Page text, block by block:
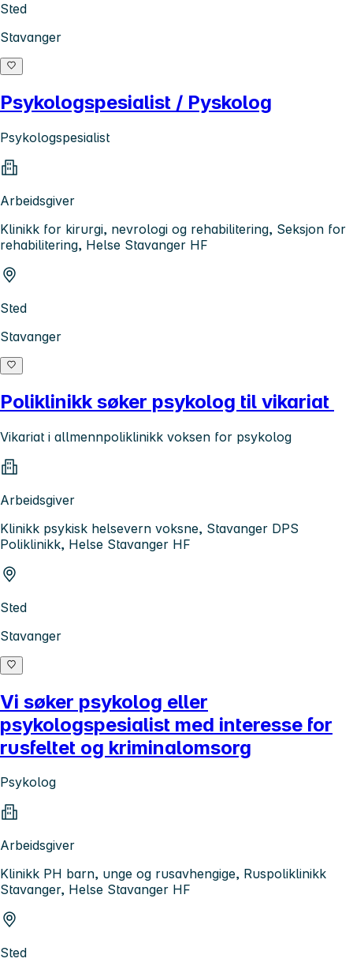
Sted
Stavanger
Psykologspesialist / Pyskolog
Psykologspesialist
Arbeidsgiver
Klinikk for kirurgi, nevrologi og rehabilitering, Seksjon for
rehabilitering, Helse Stavanger HF
Sted
Stavanger
Poliklinikk søker psykolog til vikariat
Vikariat i allmennpoliklinikk voksen for psykolog
Arbeidsgiver
Klinikk psykisk helsevern voksne, Stavanger DPS
Poliklinikk, Helse Stavanger HF
Sted
Stavanger
Vi søker psykolog eller
psykologspesialist med interesse for
rusfeltet og kriminalomsorg
Psykolog
Arbeidsgiver
Klinikk PH barn, unge og rusavhengige, Ruspoliklinikk
Stavanger, Helse Stavanger HF
Sted